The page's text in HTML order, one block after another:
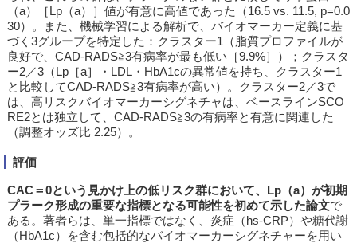
（a）［Lp（a）］値が有意に高値であった（16.5 vs. 11.5, p=0.0
30）。また、機械学習による解析で、バイオマーカー定義に基
づく3グループを特定した：クラスター1（脂質プロファイルが
良好で、CAD-RADS≧3有病率が最も低い［9.9%］）；クラスタ
ー2／3（Lp［a］・LDL・HbA1cの異常値を持ち、クラスター1
と比較してCAD-RADS≧3有病率が高い）。クラスター2／3で
は、高リスクバイオマーカーシグネチャは、ベースラインSCO
RE2とは独立して、CAD-RADS≧3の有病率と有意に関連した
（調整オッズ比 2.25）。
評価
CAC＝0という見かけ上の低リスク群において、Lp（a）が初期
プラーク形成の重要な指標となる可能性を初めて示した論文で
ある。著者らは、単一指標ではなく、炎症（hs-CRP）や糖代謝
（HbA1c）を含む包括的なバイオマーカーシグネチャーを用い